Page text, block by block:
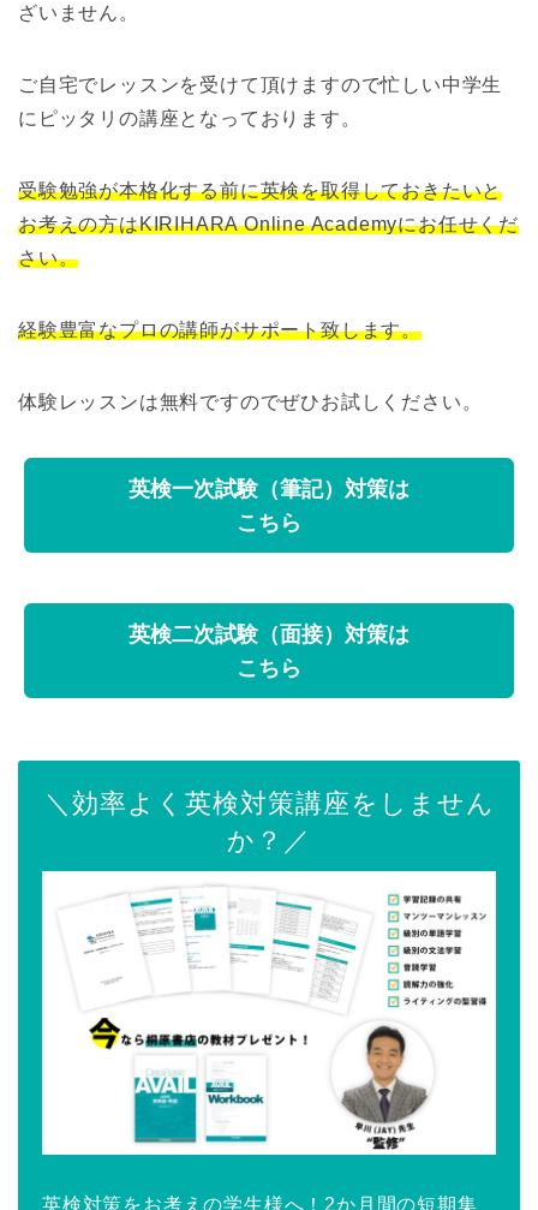
ざいません。
ご自宅でレッスンを受けて頂けますので忙しい中学生
にピッタリの講座となっております。
受験勉強が本格化する前に英検を取得しておきたいと
お考えの方はKIRIHARA Online Academyにお任せくだ
さい。
経験豊富なプロの講師がサポート致します。
体験レッスンは無料ですのでぜひお試しください。
英検一次試験（筆記）対策は
こちら
英検二次試験（面接）対策は
こちら
＼効率よく英検対策講座をしません
か？／
英検対策をお考えの学生様へ！2か月間の短期集